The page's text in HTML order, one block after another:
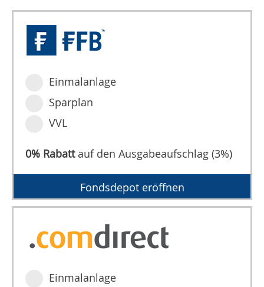
Einmalanlage
Sparplan
VVL
0% Rabattauf den Ausgabeaufschlag (3%)
Fondsdepot eröffnen
Einmalanlage